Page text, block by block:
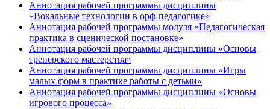
Аннотация рабочей программы дисциплины
«Вокальные технологии в орф-педагогике»
Аннотация рабочей программы модуля «Педагогическая
практика в сценической постановке»
Аннотация рабочей программы дисциплины «Основы
тренерского мастерства»
Аннотация рабочей программы дисциплины «Игры
малых форм в практике работы с детьми»
Аннотация рабочей программы дисциплины «Основы
игрового процесса»